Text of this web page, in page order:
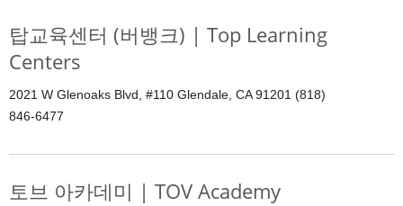
탑교육센터 (버뱅크) | Top Learning
Centers
2021 W Glenoaks Blvd, #110 Glendale, CA 91201 (818)
846-6477
토브 아카데미 | TOV Academy